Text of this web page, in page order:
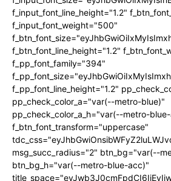
f_input_font_line_height="1.2"
f_input_font_weight="500"
f_btn_font_line_height="1.2"
f_pp_font_family="394"
f_pp_font_line_height="1.2"
pp_check_color_a="var(--metro-blue)"
pp_check_color_a_h="var(--metro-
f_btn_font_transform="uppercase"
msg_succ_radius="2" btn_bg="var(--
btn_bg_h="var(--metro-blue-acc)"